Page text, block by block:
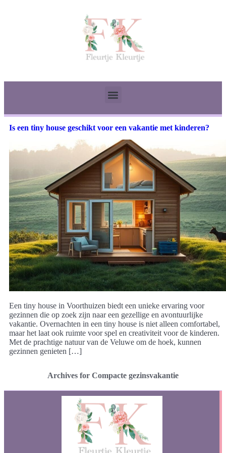
Is een tiny house geschikt voor een vakantie met kinderen?
Een tiny house in Voorthuizen biedt een unieke ervaring voor
gezinnen die op zoek zijn naar een gezellige en avontuurlijke
vakantie. Overnachten in een tiny house is niet alleen comfortabel,
maar het laat ook ruimte voor spel en creativiteit voor de kinderen.
Met de prachtige natuur van de Veluwe om de hoek, kunnen
gezinnen genieten […]
Archives for Compacte gezinsvakantie